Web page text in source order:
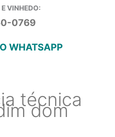
VINHEDO:
0769
WHATSAPP
técnica
dom